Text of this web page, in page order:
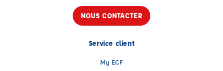
NOUS CONTACTER
Service client
My ECF